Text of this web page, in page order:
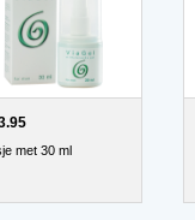
met 30 ml